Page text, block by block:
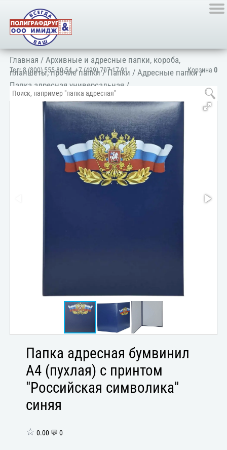
Корзина 0
Тел:8 (800) 555-80-54,+7 (499) 707-17-91
Главная /Архивные и адресные папки, короба,
планшеты, прочие папки/Папки /Адресные папки/
Папка адресная универсальная /
Папка адресная бумвинил
А4 (пухлая) с принтом
"Российская символика"
синяя
☆ 0.00 💬 0